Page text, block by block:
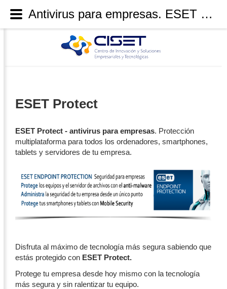
ESET Protect
ESET Protect - antivirus para empresas. Protección
multiplataforma para todos los ordenadores, smartphones,
tablets y servidores de tu empresa.
Disfruta al máximo de tecnología más segura sabiendo que
estás protegido con ESET Protect.
Protege tu empresa desde hoy mismo con la tecnología
más segura y sin ralentizar tu equipo.
Antivirus para empresas. ESET Endpoint Protection